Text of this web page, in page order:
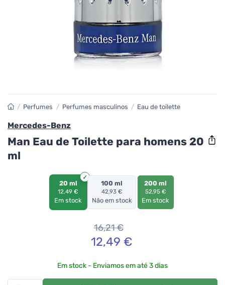
/ Perfumes / Perfumes masculinos / Eau de toilette
Mercedes-Benz
Man Eau de Toilette para homens 20
ml
20 ml
12,49 €
Em stock
100 ml
42,93 €
Não em stock
200 ml
52,95 €
Em stock
16,21€
12,49 €
Em stock - Enviamos em até 3 dias